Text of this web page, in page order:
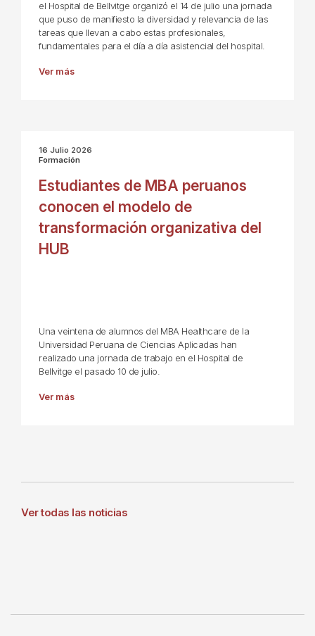
el Hospital de Bellvitge organizó el 14 de julio una jornada
que puso de manifiesto la diversidad y relevancia de las
tareas que llevan a cabo estas profesionales,
fundamentales para el día a día asistencial del hospital.
Ver más
16 Julio 2026
Formación
Estudiantes de MBA peruanos
conocen el modelo de
transformación organizativa del
HUB
Una veintena de alumnos del MBA Healthcare de la
Universidad Peruana de Ciencias Aplicadas han
realizado una jornada de trabajo en el Hospital de
Bellvitge el pasado 10 de julio.
Ver más
Ver todas las noticias